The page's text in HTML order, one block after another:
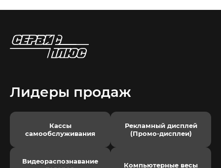
Лидеры продаж
Кассы
самообслуживания
Рекламный дисплей
(Промо-дисплеи)
Видеораспознавание
Компьютерные весы